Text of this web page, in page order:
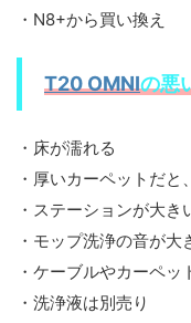
・N8+から買い換え
T20 OMNIの悪
・床が濡れる
・厚いカーペットだ
・ステーションが大き
・モップ洗浄の音が大
・ケーブルやカーペ
・洗浄液は別売り